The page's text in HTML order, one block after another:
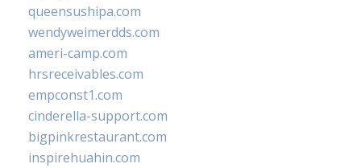
queensushipa.com
wendyweimerdds.com
ameri-camp.com
hrsreceivables.com
empconst1.com
cinderella-support.com
bigpinkrestaurant.com
inspirehuahin.com